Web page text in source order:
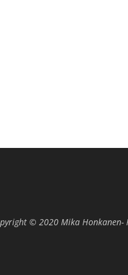
© 2020 Mika